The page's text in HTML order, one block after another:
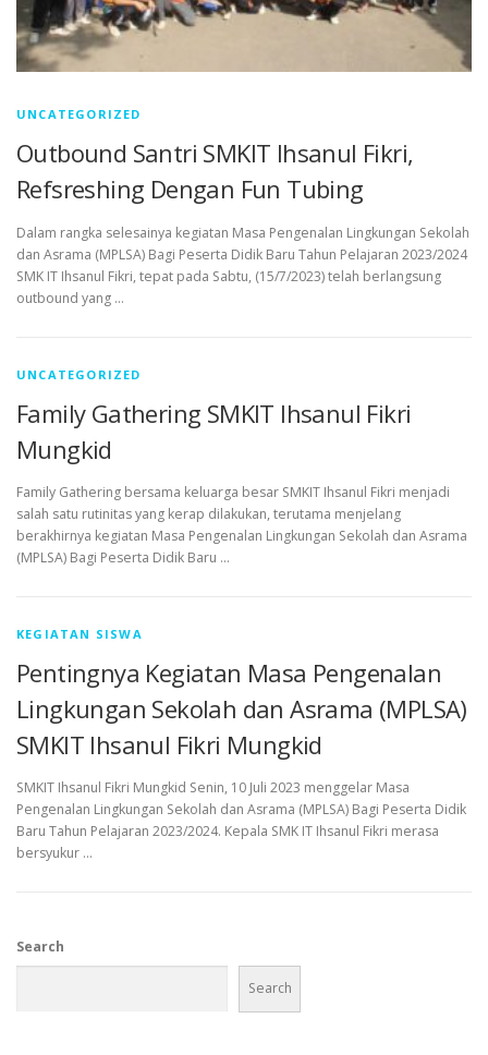
UNCATEGORIZED
Outbound Santri SMKIT Ihsanul Fikri,
Refsreshing Dengan Fun Tubing
Dalam rangka selesainya kegiatan Masa Pengenalan Lingkungan Sekolah
dan Asrama (MPLSA) Bagi Peserta Didik Baru Tahun Pelajaran 2023/2024
SMK IT Ihsanul Fikri, tepat pada Sabtu, (15/7/2023) telah berlangsung
outbound yang …
UNCATEGORIZED
Family Gathering SMKIT Ihsanul Fikri
Mungkid
Family Gathering bersama keluarga besar SMKIT Ihsanul Fikri menjadi
salah satu rutinitas yang kerap dilakukan, terutama menjelang
berakhirnya kegiatan Masa Pengenalan Lingkungan Sekolah dan Asrama
(MPLSA) Bagi Peserta Didik Baru …
KEGIATAN SISWA
Pentingnya Kegiatan Masa Pengenalan
Lingkungan Sekolah dan Asrama (MPLSA)
SMKIT Ihsanul Fikri Mungkid
SMKIT Ihsanul Fikri Mungkid Senin, 10 Juli 2023 menggelar Masa
Pengenalan Lingkungan Sekolah dan Asrama (MPLSA) Bagi Peserta Didik
Baru Tahun Pelajaran 2023/2024. Kepala SMK IT Ihsanul Fikri merasa
bersyukur …
Search
Search